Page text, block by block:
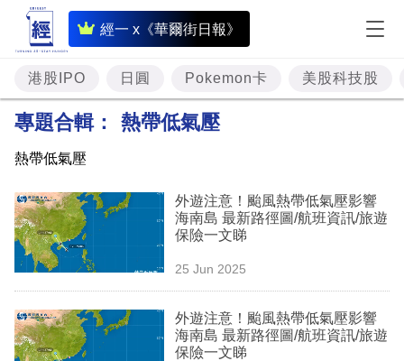
經一 x《華爾街日報》
即
時
財
經
投
市
理
港股IPO 日圓 Pokemon卡 美股科技股
專題合輯： 熱帶低氣壓
熱帶低氣壓
外遊注意！颱風熱帶低氣壓影響
海南島 最新路徑圖/航班資訊/旅遊
保險一文睇
25 Jun 2025
外遊注意！颱風熱帶低氣壓影響
海南島 最新路徑圖/航班資訊/旅遊
保險一文睇